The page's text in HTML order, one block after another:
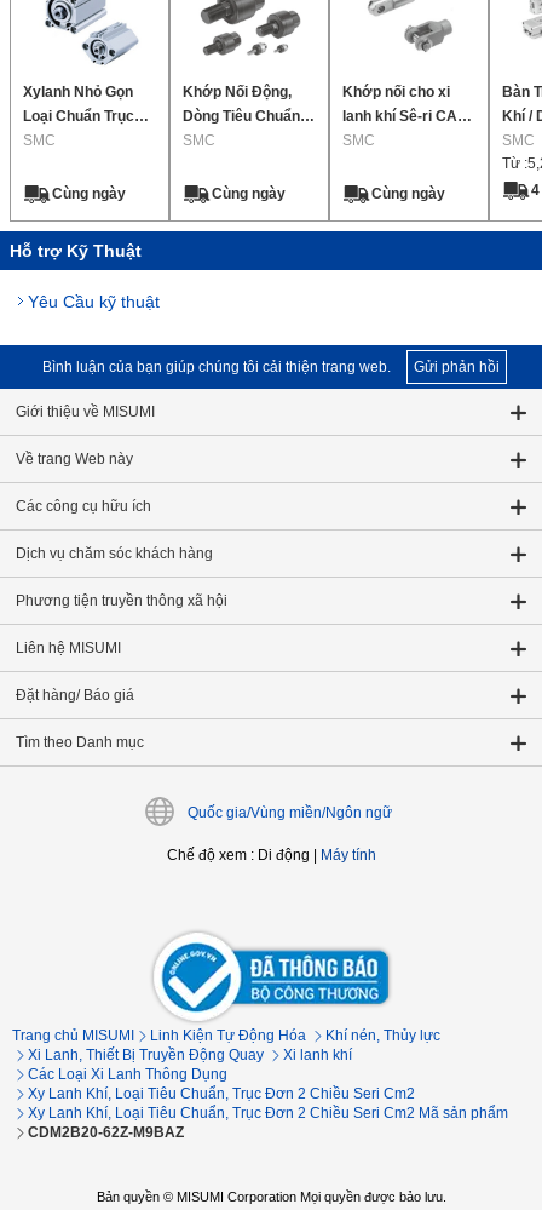
Xylanh Nhỏ Gọn
Loại Chuẩn Trục
Đơn 2 Chiều Dòng
SMC
Cùng ngày
Khớp Nối Động,
Dòng Tiêu Chuẩn
Ja
SMC
Cùng ngày
Khớp nối cho xi
lanh khí Sê-ri CA2 /
CNA2
SMC
Cùng ngày
Bàn
Khí /
SMC
Từ :
Hỗ trợ Kỹ Thuật
Yêu Cầu kỹ thuật
Bình luận của bạn giúp chúng tôi cải thiện trang web. Gửi phản hồi
Giới thiệu về MISUMI
Về trang Web này
Các công cụ hữu ích
Dịch vụ chăm sóc khách hàng
Phương tiện truyền thông xã hội
Liên hệ MISUMI
Đặt hàng/ Báo giá
Tìm theo Danh mục
Quốc gia/Vùng miền/Ngôn ngữ
Chế độ xem: Di động Máy tính
Trang chủ MISUMI Linh Kiện Tự Động Hóa
Khí nén, Thủy lực
Xi Lanh, Thiết Bị Truyền Động Quay
Xi lanh khí
Các Loại Xi Lanh Thông Dụng
Xy Lanh Khí, Loại Tiêu Chuẩn, Trục Đơn 2 Chiều Seri Cm2
Xy Lanh Khí, Loại Tiêu Chuẩn, Trục Đơn 2 Chiều Seri Cm2 Mã sản phẩm
CDM2B20-62Z-M9BAZ
Bản quyền © MISUMI Corporation Mọi quyền được bảo lưu.